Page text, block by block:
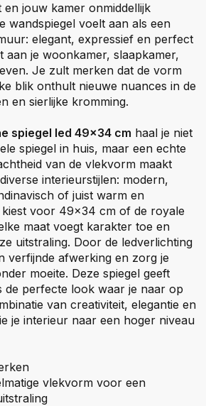
en jouw kamer onmiddellijk
wandspiegel voelt aan als een
elegant, expressief en perfect
aan je woonkamer, slaapkamer,
Je zult merken dat de vorm
blik onthult nieuwe nuances in de
en sierlijke kromming.
spiegel led 49x34 cm haal je niet
spiegel in huis, maar een echte
van de vlekvorm maakt
interieurstijlen: modern,
of juist warm en
kiest voor 49x34 cm of de royale
maat voegt karakter toe en
uitstraling. Door de ledverlichting
verfijnde afwerking en zorg je
moeite. Deze spiegel geeft
de perfecte look waar je naar op
van creativiteit, elegantie en
je interieur naar een hoger niveau
vlekvorm voor een